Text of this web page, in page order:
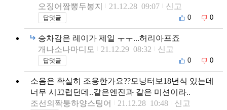
오징어짬뽕두봉지
21.12.28 09:07 신고
답댓글 0 0
승차감은 레이가 제일 ㅜㅜ...허리아프죠
개나소나마디모
21.12.29 08:32 신고
답댓글 0 0
소음은 확실히 조용한가요??모닝터보18년식 있는데
너무 시끄럽던데..같은엔진과 같은 미션이라..
조선의짝퉁하양스팅어
21.12.28 10:48 신고